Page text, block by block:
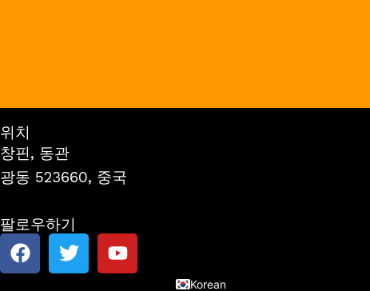
위치
창핀, 동관
광동 523660, 중국
팔로우하기
F
a
트
위
유
튜
Korean